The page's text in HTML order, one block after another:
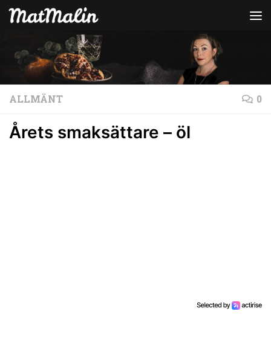
Hoppa till innehåll
ALLMÄNT 0
Årets smaksättare – öl